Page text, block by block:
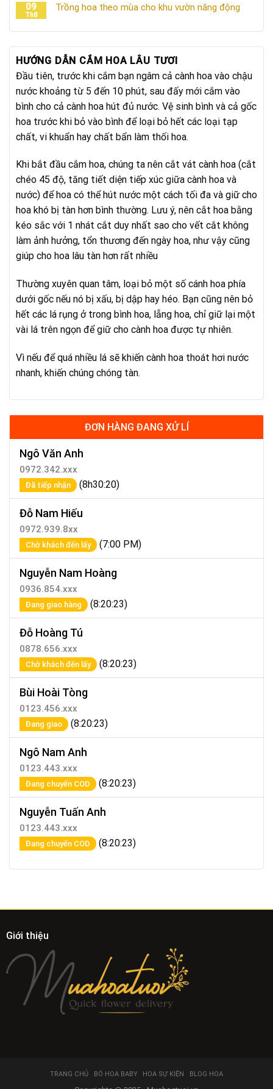
09
Th8
Trồng hoa theo mùa cho khu vườn năng động
HƯỚNG DẪN CẮM HOA LÂU TƯƠI
Đầu tiên, trước khi cắm bạn ngâm cả cành hoa vào chậu
nước khoảng từ 5 đến 10 phút, sau đấy mới cắm vào
bình cho cả cành hoa hút đủ nước. Vệ sinh bình và cả gốc
hoa trước khi bỏ vào bình để loại bỏ hết các loại tạp
chất, vi khuẩn hay chất bẩn làm thối hoa.
Khi bắt đầu cắm hoa, chúng ta nên cắt vát cành hoa (cắt
chéo 45 độ, tăng tiết diện tiếp xúc giữa cành hoa và
nước) để hoa có thể hút nước một cách tối đa và giữ cho
hoa khó bị tàn hơn bình thường. Lưu ý, nên cắt hoa bằng
kéo sắc với 1 nhát cắt duy nhất sao cho vết cắt không
làm ảnh hưởng, tổn thương đến ngày hoa, như vậy cũng
giúp cho hoa lâu tàn hơn rất nhiều
Thường xuyên quan tâm, loại bỏ một số cánh hoa phía
dưới gốc nếu nó bị xấu, bị dập hay héo. Bạn cũng nên bỏ
hết các lá rụng ở trong bình hoa, lẵng hoa, chỉ giữ lại một
vài lá trên ngọn để giữ cho cành hoa được tự nhiên.
Vì nếu để quá nhiều lá sẽ khiến cành hoa thoát hơi nước
nhanh, khiến chúng chóng tàn.
ĐƠN HÀNG ĐANG XỬ LÍ
Ngô Văn Anh
0972.342.xxx
Đã tiếp nhận (8h30:20)
Đỗ Nam Hiếu
0972.939.8xx
Chờ khách đến lấy (7:00 PM)
Nguyễn Nam Hoàng
0936.854.xxx
Đang giao hàng (8:20:23)
Đỗ Hoàng Tú
0878.656.xxx
Chờ khách đến lấy (8:20:23)
Bùi Hoài Tòng
0123.456.xxx
Đang giao (8:20:23)
Ngô Nam Anh
0123.443.xxx
Đang chuyển COD (8:20:23)
Nguyễn Tuấn Anh
0123.443.xxx
Đang chuyển COD (8:20:23)
Giới thiệu
TRANG CHỦ BÓ HOA BABY HOA SỰ KIỆN BLOG HOA